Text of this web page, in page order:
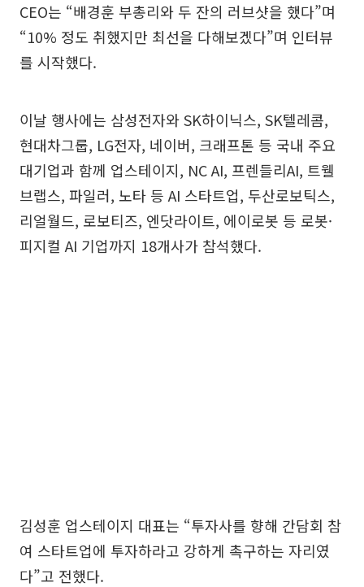
CEO는 “배경훈 부총리와 두 잔의 러브샷을 했다”며
“10% 정도 취했지만 최선을 다해보겠다”며 인터뷰
를 시작했다.
이날 행사에는 삼성전자와 SK하이닉스, SK텔레콤,
현대차그룹, LG전자, 네이버, 크래프톤 등 국내 주요
대기업과 함께 업스테이지, NC AI, 프렌들리AI, 트웰
브랩스, 파일러, 노타 등 AI 스타트업, 두산로보틱스,
리얼월드, 로보티즈, 엔닷라이트, 에이로봇 등 로봇·
피지컬 AI 기업까지 18개사가 참석했다.
김성훈 업스테이지 대표는 “투자사를 향해 간담회 참
여 스타트업에 투자하라고 강하게 촉구하는 자리였
다”고 전했다.